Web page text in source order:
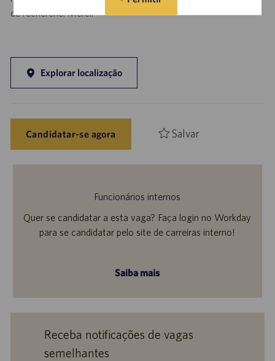
de recherche. Merci.
Explorar localização
Candidatar-se agora Salvar
Funcionários internos
Quer se candidatar a esta vaga? Faça login no Workday
para se candidatar pelo site de carreiras interno!
Saiba mais
Receba notificações de vagas
semelhantes